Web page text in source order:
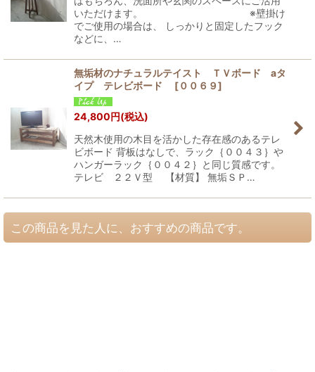
いただけます。 ※壁掛け
でご使用の場合は、 しっかりと固定したフック
などに、…
無垢材のナチュラルテイスト ＴＶボード aタ
イプ テレビボード
[００６９]
24,800円(税込)
天然木使用の木目を活かした存在感のあるテレ
ビボード 背板はなしで、ラック｛００４３｝や
ハンガーラック｛００４２｝と同じ質感です。
テレビ ２２Ｖ型 【材質】 無垢ＳＰ…
この商品を見た人に、おすすめの商品です。